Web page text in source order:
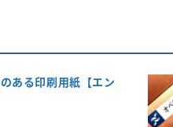
ある印刷用紙【エン